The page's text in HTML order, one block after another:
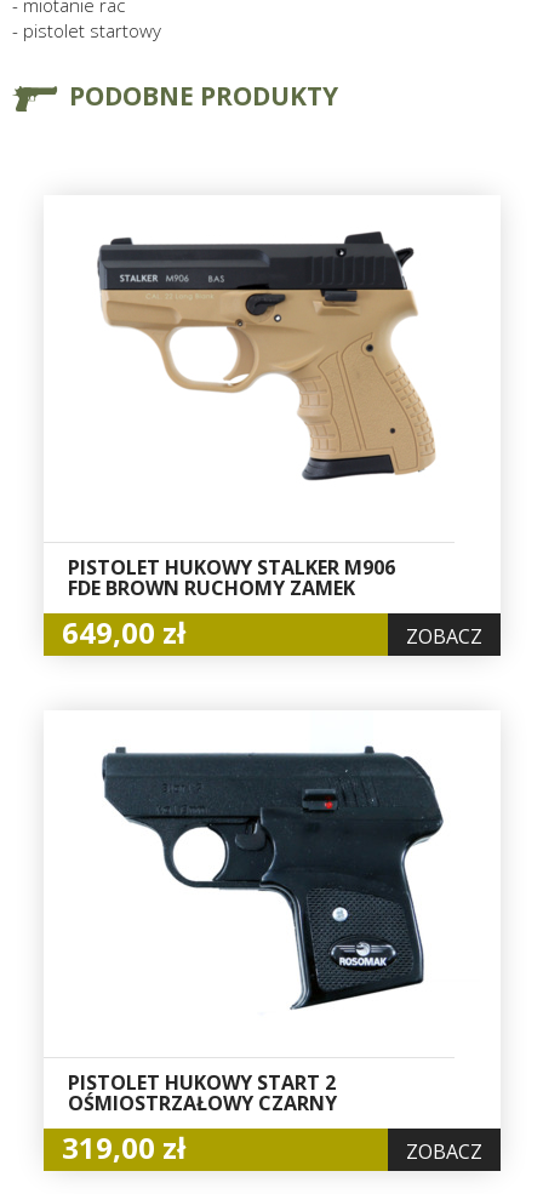
- pistolet startowy
PODOBNE PRODUKTY
PISTOLET HUKOWY STALKER M906
FDE BROWN RUCHOMY ZAMEK
649,00 zł ZOBACZ
PISTOLET HUKOWY START 2
OŚMIOSTRZAŁOWY CZARNY
319,00 zł ZOBACZ